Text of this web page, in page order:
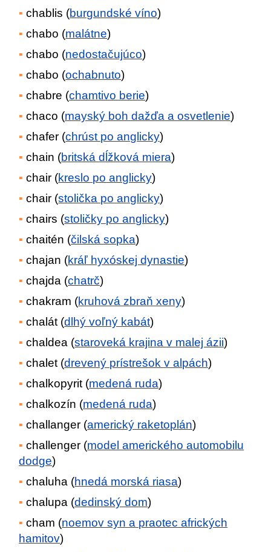
chablis (burgundské víno)
chabo (malátne)
chabo (nedostačujúco)
chabo (ochabnuto)
chabre (chamtivo berie)
chaco (mayský boh dažďa a osvetlenie)
chafer (chrúst po anglicky)
chain (britská dĺžková miera)
chair (kreslo po anglicky)
chair (stolička po anglicky)
chairs (stoličky po anglicky)
chaitén (čilská sopka)
chajan (kráľ hyxóskej dynastie)
chajda (chatrč)
chakram (kruhová zbraň xeny)
chalát (dlhý voľný kabát)
chaldea (staroveká krajina v malej ázii)
chalet (drevený prístrešok v alpách)
chalkopyrit (medená ruda)
chalkozín (medená ruda)
challanger (americký raketoplán)
challenger (model amerického automobilu
dodge)
chaluha (hnedá morská riasa)
chalupa (dedinský dom)
cham (noemov syn a praotec afrických
hamitov)